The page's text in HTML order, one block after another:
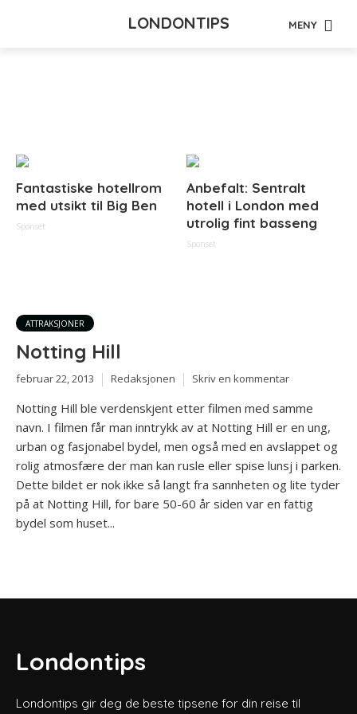
LONDONTIPS MENY
Fantastiske hotellrom
med utsikt til Big Ben
Sponset
Anbefalt: Sentralt
hotell i London med
utrolig fint basseng
Sponset
ATTRAKSJONER
Notting Hill
februar 22, 2013 Redaksjonen Skriv en kommentar
Notting Hill ble verdenskjent etter filmen med samme
navn. I filmen får man inntrykk av at Notting Hill er en ung,
urban og fasjonabel bydel, men også med en avslappet og
rolig atmosfære der man kan rusle eller spise lunsj i parken.
Dette bildet er nok ikke så langt fra sannheten og lite tyder
på at Notting Hill, for bare 50-60 år siden var en fattig
bydel som huset...
Londontips
Londontips gir deg de beste tipsene for din reise til